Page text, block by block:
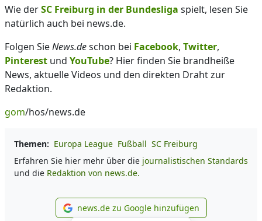
Wie derSC Freiburg in der Bundesliga spielt, lesen Sie
natürlich auch bei news.de.
Folgen SieNews.deschon bei Facebook, Twitter,
Pinterest und YouTube? Hier finden Sie brandheiße
News, aktuelle Videos und den direkten Draht zur
Redaktion.
gom/hos/news.de
Themen: Europa League Fußball SC Freiburg
Erfahren Sie hier mehr über die journalistischen Standards
und die Redaktion von news.de.
news.de zu Google
news.de zu Google hinzufügen